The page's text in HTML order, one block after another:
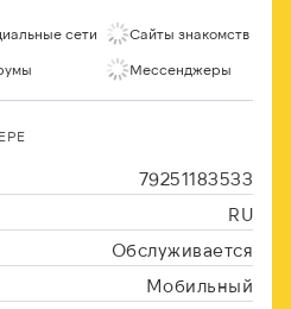
сети Сайты знакомств
Мессенджеры
79251183533
RU
Обслуживается
Мобильный